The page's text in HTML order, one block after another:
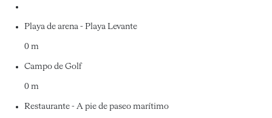
Playa de arena - Playa Levante
0 m
Campo de Golf
0 m
Restaurante - A pie de paseo marítimo